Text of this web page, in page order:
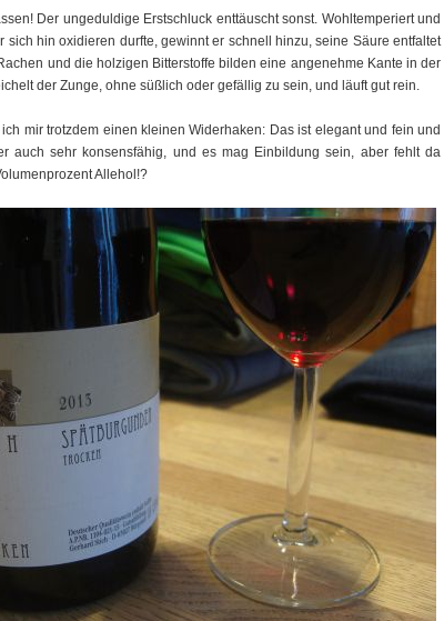
Der ungeduldige Erstschluck enttäuscht sonst. Wohltemperiert und
sich hin oxidieren durfte, gewinnt er schnell hinzu, seine Säure entfaltet
und die holzigen Bitterstoffe bilden eine angenehme Kante in der
der Zunge, ohne süßlich oder gefällig zu sein, und läuft gut rein.
mir trotzdem einen kleinen Widerhaken: Das ist elegant und fein und
auch sehr konsensfähig, und es mag Einbildung sein, aber fehlt da
Allehol!?